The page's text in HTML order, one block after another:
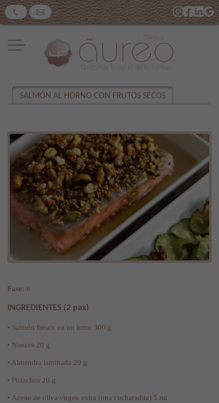
SALMÓN AL HORNO CON FRUTOS SECOS
Fase: 6
INGREDIENTES (2 pax)
• Salmón fresco en un lomo 300 g
• Nueces 20 g
• Almendra laminada 20 g
• Pistachos 20 g
• Aceite de oliva virgen extra (una cucharadita) 5 ml